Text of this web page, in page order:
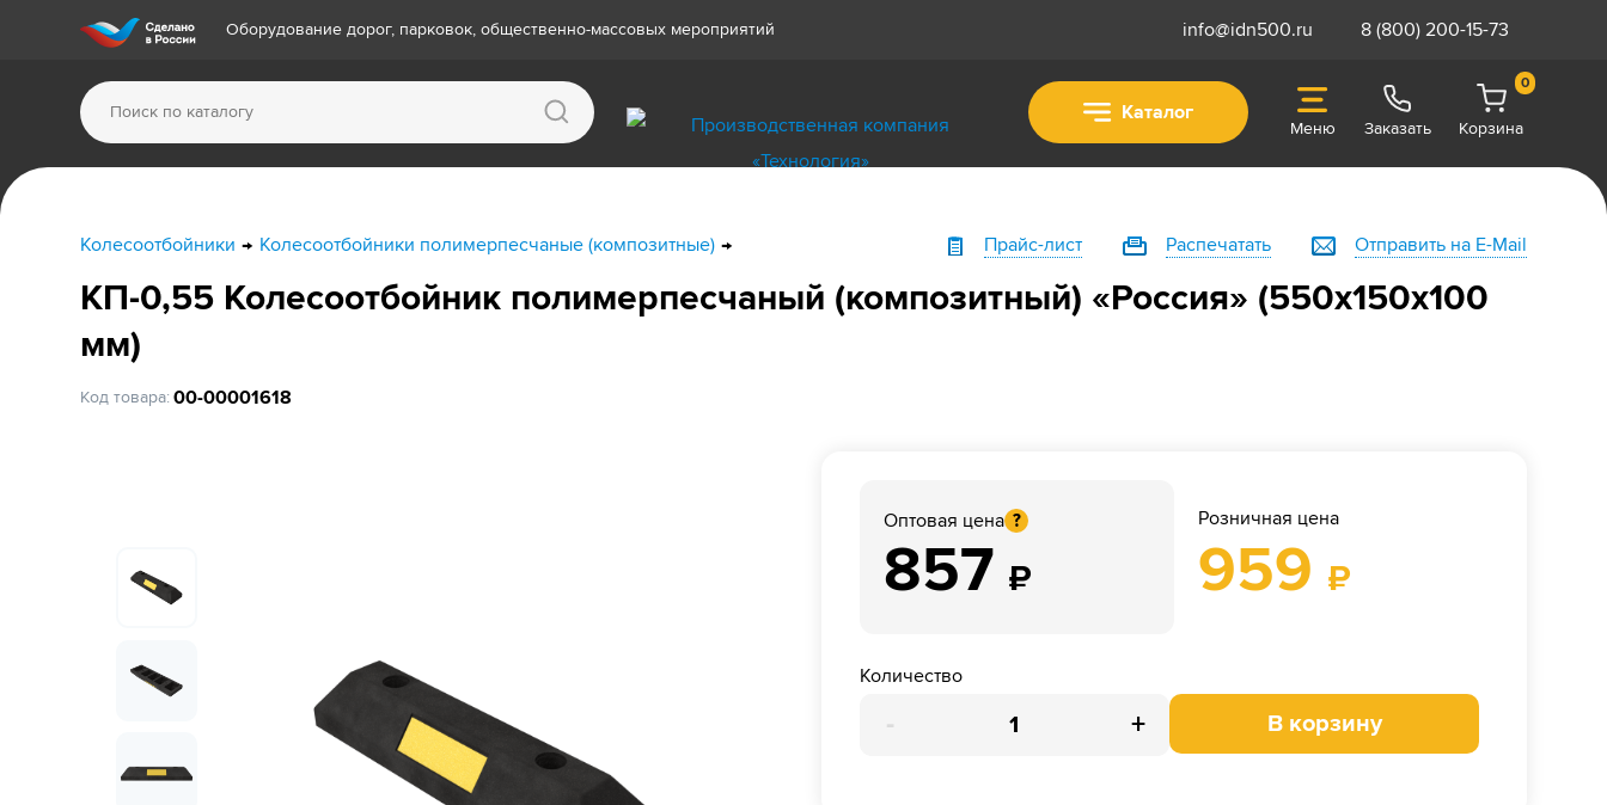
Оборудование дорог, парковок, общественно-массовых мероприятий info@idn500.ru 8 (800) 200-15-73
Каталог
Меню Заказать
0
Корзина
Колесоотбойники Колесоотбойники полимерпесчаные (композитные) Прайс-лист Распечатать Отправить на E-Mail
КП-0,55 Колесоотбойник полимерпесчаный (композитный) «Россия» (550х150х100
мм)
Код товара: 00-00001618
Оптовая цена ?
857 ₽
Розничная цена
959 ₽
Количество
- + В корзину